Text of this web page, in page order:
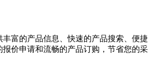
丰富的产品信息、快速的产品搜索、便捷
报价申请和流畅的产品订购，节省您的采